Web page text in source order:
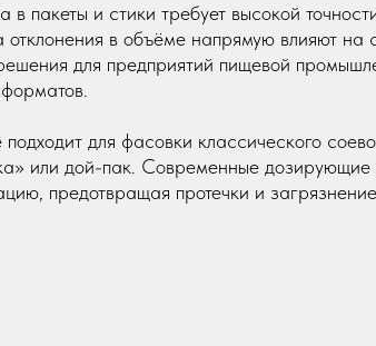
в пакеты и стики требует высокой
отклонения в объёме напрямую влияют
для предприятий пищевой
для фасовки классического
или дой-пак. Современные
предотвращая протечки и